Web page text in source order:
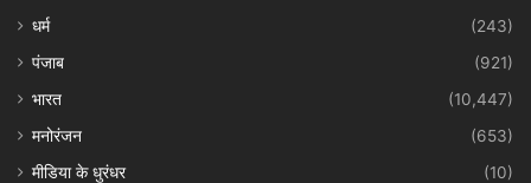
धर्म
(243)
पंजाब
(921)
भारत
(10,447)
मनोरंजन
(653)
मीडिया के धुरंधर
(10)